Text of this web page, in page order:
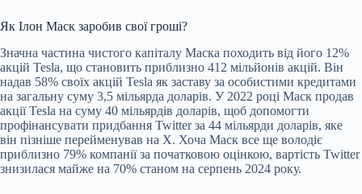
Як Ілон Маск заробив свої гроші?
Значна частина чистого капіталу Маска походить від його 12%
акцій Tesla, що становить приблизно 412 мільйонів акцій. Він
надав 58% своїх акцій Tesla як заставу за особистими кредитами
на загальну суму 3,5 мільярда доларів. У 2022 році Маск продав
акції Tesla на суму 40 мільярдів доларів, щоб допомогти
профінансувати придбання Twitter за 44 мільярди доларів, яке
він пізніше перейменував на X. Хоча Маск все ще володіє
приблизно 79% компанії за початковою оцінкою, вартість Twitter
знизилася майже на 70% станом на серпень 2024 року.